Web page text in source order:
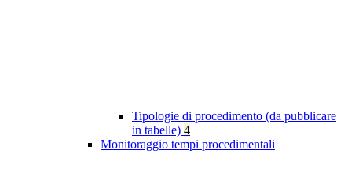
Tipologie di procedimento (da pubblicare
in tabelle) 4
Monitoraggio tempi procedimentali